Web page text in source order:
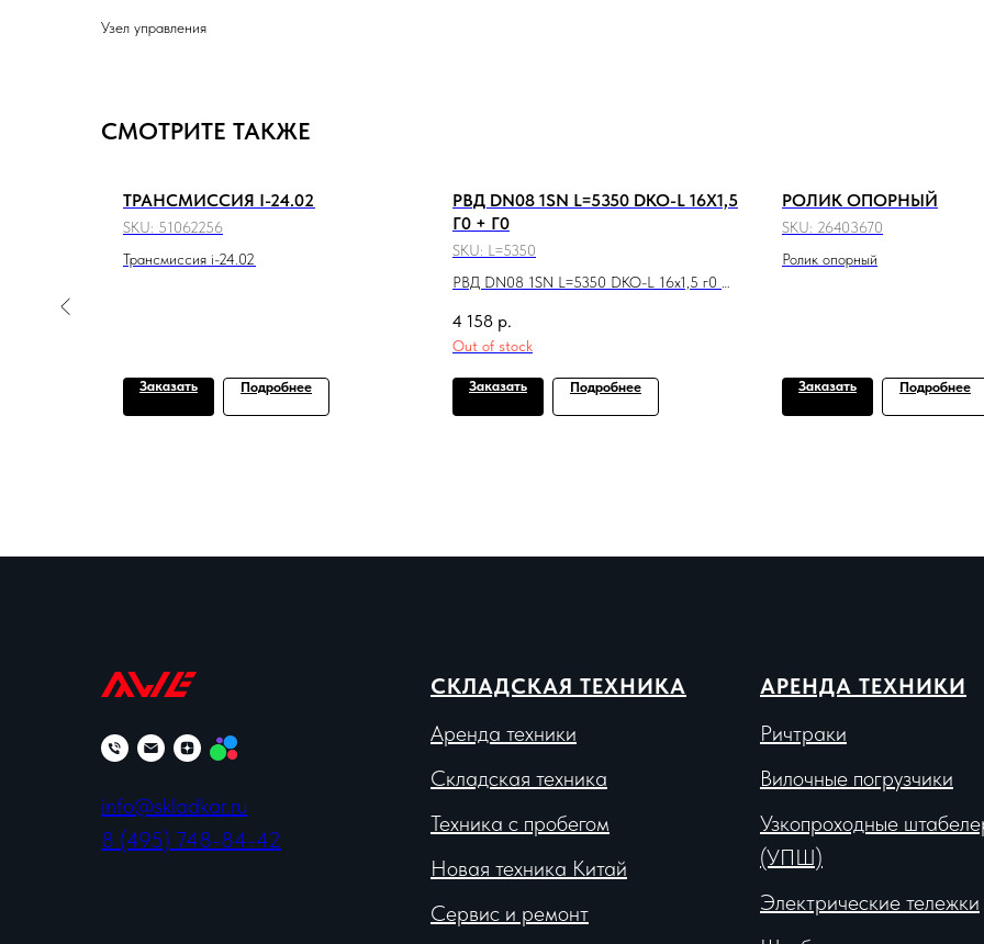
Узел управления
СМОТРИТЕ ТАКЖЕ
ТРАНСМИССИЯ I-24.02
SKU: 51062256
Трансмиссия i-24.02
Заказать Подробнее
РВД DN08 1SN L=5350 DKO-L 16X1,5
Г0 + Г0
SKU: L=5350
РВД DN08 1SN L=5350 DKO-L 16x1,5 г0 +
4 158 р.
Out of stock
Заказать Подробнее
РОЛИК ОПОРНЫЙ
SKU: 26403670
Ролик опорный
Заказать Подробнее
info@skladkar.ru
8 (495) 748-84-42
СКЛАДСКАЯ ТЕХНИКА
Аренда техники
Складская техника
Техника с пробегом
Новая техника Китай
Сервис и ремонт
АРЕНДА ТЕХНИКИ
Ричтраки
Вилочные погрузчики
Узкопроходные
(УПШ)
Электрические тележки